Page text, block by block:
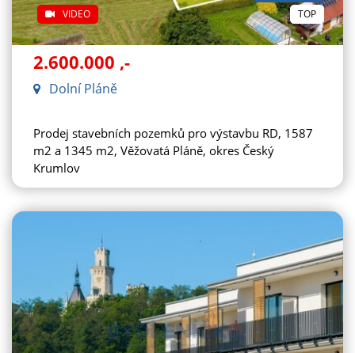
VIDEO
TOP
2.600.000 ,-
Dolní Pláně
Prodej stavebních pozemků pro výstavbu RD, 1587
m2 a 1345 m2, Věžovatá Pláně, okres Český
Krumlov